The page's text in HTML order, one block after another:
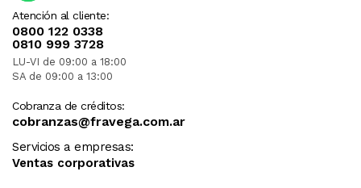
Atención al cliente:
0800 122 0338
0810 999 3728
LU-VI de 09:00 a 18:00
SA de 09:00 a 13:00
Cobranza de créditos:
cobranzas@fravega.com.ar
Servicios a empresas:
Ventas corporativas